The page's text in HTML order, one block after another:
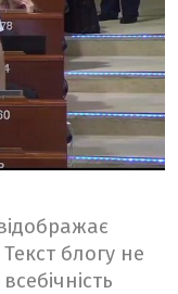
блогу не